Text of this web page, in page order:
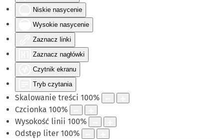
Niskie nasycenie
Wysokie nasycenie
Zaznacz linki
Zaznacz nagłówki
Czytnik ekranu
Tryb czytania
Skalowanie treści 100%
Czcionka 100%
Wysokość linii 100%
Odstęp liter 100%